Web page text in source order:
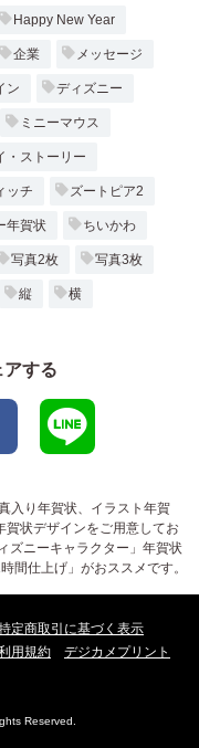
Happy New Year
企業 メッセージ
ン ディズニー
ミニーマウス
・ストーリー
ッチ ズートピア2
年賀状 ちいかわ
写真2枚 写真3枚
縦 横
する
入り年賀状、イラスト年賀
状デザインをご用意してお
ズニーキャラクター」年賀状
間仕上げ」がおススメです。
定商取引に基づく表示
用規約
デジカメプリント
Reserved.